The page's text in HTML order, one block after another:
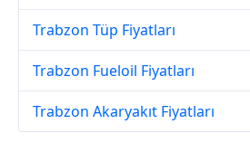
Trabzon Tüp Fiyatları
Trabzon Fueloil Fiyatları
Trabzon Akaryakıt Fiyatları